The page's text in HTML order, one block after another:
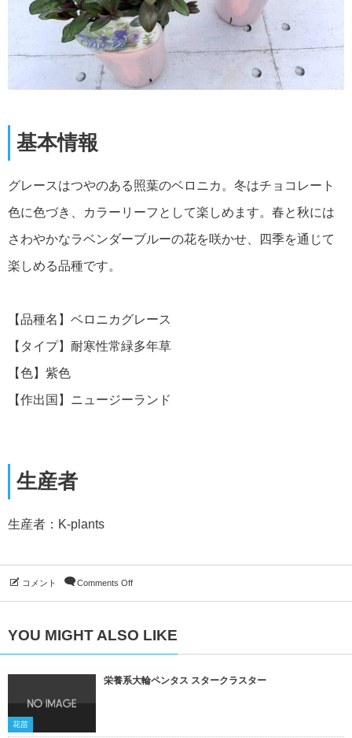
基本情報
グレースはつやのある照葉のベロニカ。冬はチョコレート
色に色づき、カラーリーフとして楽しめます。春と秋には
さわやかなラベンダーブルーの花を咲かせ、四季を通じて
楽しめる品種です。
【品種名】ベロニカグレース
【タイプ】耐寒性常緑多年草
【色】紫色
【作出国】ニュージーランド
生産者
生産者：K-plants
コメント Comments Off
YOU MIGHT ALSO LIKE
花苗
栄養系大輪ペンタス スタークラスター